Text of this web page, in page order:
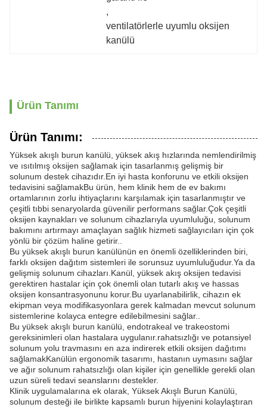
,
ventilatörlerle uyumlu oksijen
kanülü
Ürün Tanımı
Ürün Tanımı:
Yüksek akışlı burun kanülü, yüksek akış hızlarında nemlendirilmiş
ve ısıtılmış oksijen sağlamak için tasarlanmış gelişmiş bir
solunum destek cihazıdır.En iyi hasta konforunu ve etkili oksijen
tedavisini sağlamakBu ürün, hem klinik hem de ev bakımı
ortamlarının zorlu ihtiyaçlarını karşılamak için tasarlanmıştır ve
çeşitli tıbbi senaryolarda güvenilir performans sağlar.Çok çeşitli
oksijen kaynakları ve solunum cihazlarıyla uyumluluğu, solunum
bakımını artırmayı amaçlayan sağlık hizmeti sağlayıcıları için çok
yönlü bir çözüm haline getirir..
Bu yüksek akışlı burun kanülünün en önemli özelliklerinden biri,
farklı oksijen dağıtım sistemleri ile sorunsuz uyumluluğudur.Ya da
gelişmiş solunum cihazları.Kanül, yüksek akış oksijen tedavisi
gerektiren hastalar için çok önemli olan tutarlı akış ve hassas
oksijen konsantrasyonunu korur.Bu uyarlanabilirlik, cihazın ek
ekipman veya modifikasyonlara gerek kalmadan mevcut solunum
sistemlerine kolayca entegre edilebilmesini sağlar..
Bu yüksek akışlı burun kanülü, endotrakeal ve trakeostomi
gereksinimleri olan hastalara uygulanır.rahatsızlığı ve potansiyel
solunum yolu travmasını en aza indirerek etkili oksijen dağıtımı
sağlamakKanülün ergonomik tasarımı, hastanın uymasını sağlar
ve ağır solunum rahatsızlığı olan kişiler için genellikle gerekli olan
uzun süreli tedavi seanslarını destekler.
Klinik uygulamalarına ek olarak, Yüksek Akışlı Burun Kanülü,
solunum desteği ile birlikte kapsamlı burun hijyenini kolaylaştıran